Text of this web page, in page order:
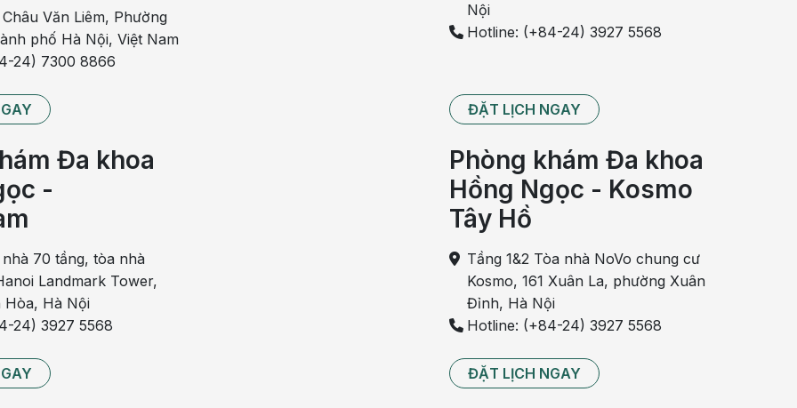
thấp. Thường gặp trong trường hợp viêm gan do virus
được gọi là AST tăng vừa, thường gặp ở những người
cấp, do mạn tính, trụy mạch kéo dài, gan bị tổn thương
Văn Liêm, Phường
phố Hà Nội, Việt Nam
24) 7300 8866
Nội
Hotline: (+84-24) 3927 5568
ĐẶT LỊCH NGAY
Đa khoa
-
nhà 70 tầng, tòa nhà
Landmark Tower,
Hòa, Hà Nội
24) 3927 5568
Phòng khám Đa khoa
Hồng Ngọc - Kosmo
Tây Hồ
Tầng 1&2 Tòa nhà NoVo chung cư
Kosmo, 161 Xuân La, phường Xuân
Đỉnh, Hà Nội
Hotline: (+84-24) 3927 5568
ĐẶT LỊCH NGAY